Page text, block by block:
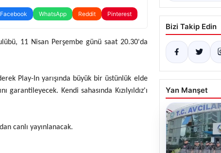
Facebook WhatsApp Reddit Pinterest
11 Nisan Perşembe günü saat 20.30'da
Play-In yarışında büyük bir üstünlük elde
Kendi sahasında Kızılyıldız'ı
canlı yayınlanacak.
Bizi Takip Edin
Yan Manşet